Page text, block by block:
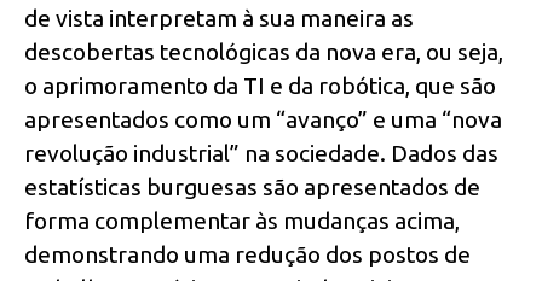
de vista interpretam à sua maneira as
descobertas tecnológicas da nova era, ou seja,
o aprimoramento da TI e da robótica, que são
apresentados como um “avanço” e uma “nova
revolução industrial” na sociedade. Dados das
estatísticas burguesas são apresentados de
forma complementar às mudanças acima,
demonstrando uma redução dos postos de